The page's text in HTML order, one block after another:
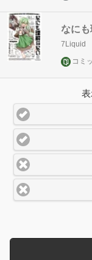
なに
7Liquid
コミ
表